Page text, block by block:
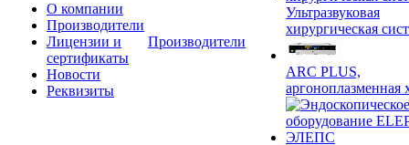
О компании
Производители
Лицензии и
сертификаты
Новости
Реквизиты
Производители
Ультразвуковая
хирургическая
ARC PLUS,
аргоноплазменная